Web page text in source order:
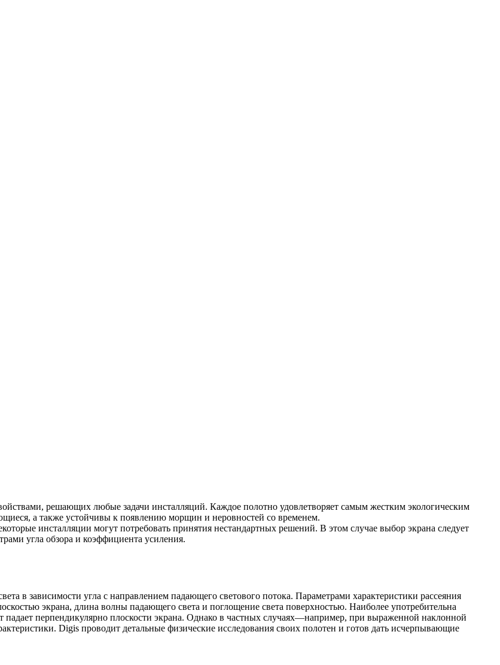
решающих любые задачи инсталляций. Каждое полотно удовлетворяет самым жестким экологическим
а также устойчивы к появлению морщин и неровностей со временем.
инсталляции могут потребовать принятия нестандартных решений. В этом случае выбор экрана следует
угла обзора и коэффициента усиления.
в зависимости угла с направлением падающего светового потока. Параметрами характеристики рассеяния
экрана, длина волны падающего света и поглощение света поверхностью. Наиболее употребительна
падает перпендикулярно плоскости экрана. Однако в частных случаях—например, при выраженной наклонной
Digis проводит детальные физические исследования своих полотен и готов дать исчерпывающие